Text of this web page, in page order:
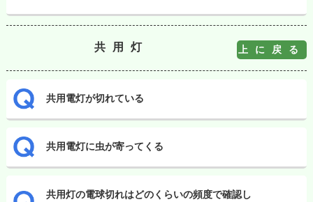
共用灯 上に戻る
共用電灯が切れている
共用電灯に虫が寄ってくる
共用灯の電球切れはどのくらいの頻度で確認し